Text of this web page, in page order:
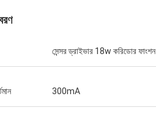
সেন্সর ড্রাইভার 18w করিডোর ফাংশন
300mA